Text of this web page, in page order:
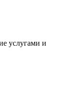
услугами и